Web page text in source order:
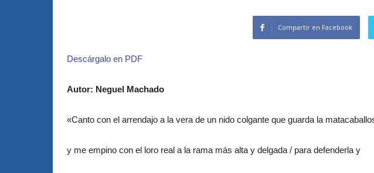
Compartir en Facebook
Descárgalo en PDF
Autor: Neguel Machado
«Canto con el arrendajo a la vera de un nido colgante que guarda la
y me empino con el loro real a la rama más alta y delgada / para defenderla y